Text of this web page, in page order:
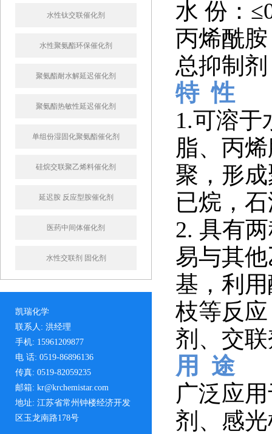
水性钛交联催化剂
水性聚氨酯环保催化剂
聚氨酯耐水解延迟催化剂
聚氨酯热敏性延迟催化剂
单组份湿固化聚氨酯催化剂
硅烷交联聚乙烯料催化剂
延迟胺 反应型胺催化剂
医药中间体催化剂
水性交联剂 固化剂
凯瑞化学
联系人: 洪经理
手机: 15961209877
电 话: 0519-86896136
传真: 0519-82059235
邮箱: kr@krchemistar.com
地址: 江苏省常州钟楼经济开发
区玉龙南路178号
水 份：
丙烯酰
总抑制剂
特 性
1.可溶于
脂、丙
聚，形
已烷，
2. 具有
易与其
基，利
枝等反
剂、交
用 途
广泛应
剂、感